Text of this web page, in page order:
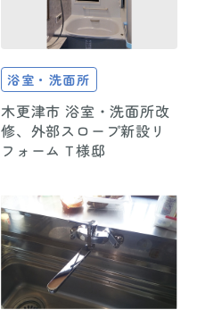
浴室・洗面所
木更津市 浴室・洗面所改
修、外部スロープ新設リ
フォーム T様邸